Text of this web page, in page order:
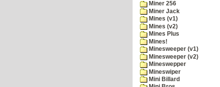
Miner 256
Miner Jack
Mines (v1)
Mines (v2)
Mines Plus
Mines!
Minesweeper (v1)
Minesweeper (v2)
Mineswepper
Mineswiper
Mini Billard